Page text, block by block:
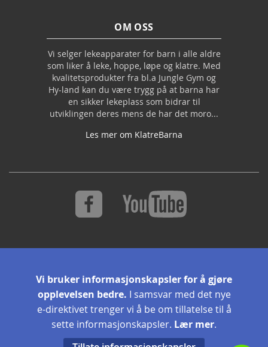
Vi bruker informasjonskapsler for å gjøre
opplevelsen bedre. I samsvar med det nye
e-direktivet trenger vi å be om tillatelse til å
sette informasjonskapsler. Lær mer.
OM OSS
Vi selger lekeapparater for barn i alle aldre
som liker å leke, hoppe, løpe og klatre. Med
kvalitetsprodukter fra bl.a Jungle Gym og
Hy-land kan du være trygg på at barna har
en sikker lekeplass som bidrar til
utviklingen deres mens de har det moro...
Les mer om KlatreBarna